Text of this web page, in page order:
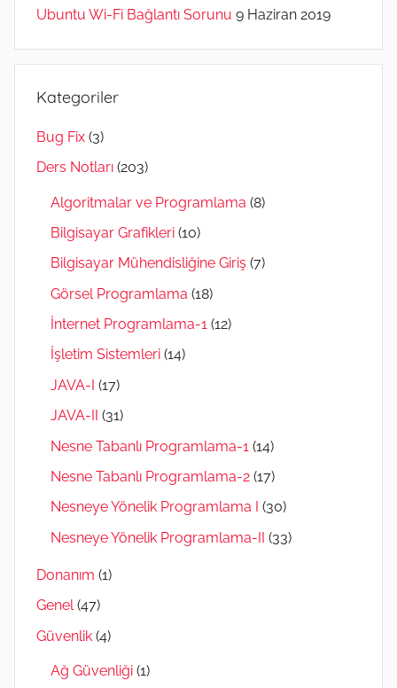
Ubuntu Wi-Fi Bağlantı Sorunu 9 Haziran 2019
Kategoriler
Bug Fix (3)
Ders Notları (203)
Algoritmalar ve Programlama (8)
Bilgisayar Grafikleri (10)
Bilgisayar Mühendisliğine Giriş (7)
Görsel Programlama (18)
İnternet Programlama-1 (12)
İşletim Sistemleri (14)
JAVA-I (17)
JAVA-II (31)
Nesne Tabanlı Programlama-1 (14)
Nesne Tabanlı Programlama-2 (17)
Nesneye Yönelik Programlama I
(30)
Nesneye Yönelik Programlama-II (33)
Donanım (1)
Genel(47)
Güvenlik (4)
Ağ Güvenliği (1)